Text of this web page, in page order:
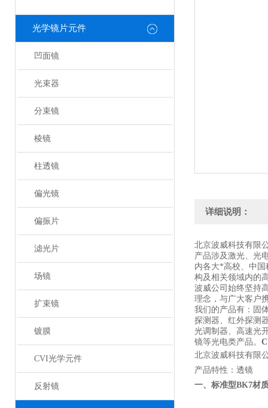
光学镜片元件
凹面镜
光束器
分束镜
棱镜
柱透镜
偏光镜
偏振片
滤光片
场镜
扩束镜
镀膜
CVI光学元件
反射镜
详细说明：
北京波威科技有限
产品涉及激光、光
内各大*高校、中
构及相关领域内的
波威公司始终坚持
理念，与广大客户
我们的产品有：固
探测器、红外探测
光调制器、高速光
镜等光电类产品。
北京波威科技有限
产品特性：透
一、标准型BK7材